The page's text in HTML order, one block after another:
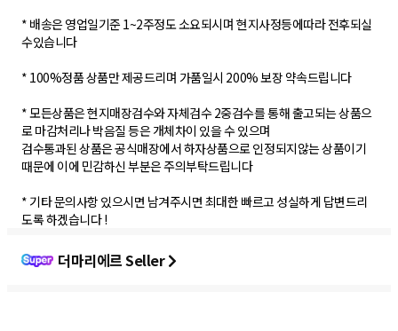
* 배송은 영업일기준 1~2주정도 소요되시며 현지사정등에따라 전후되실
수있습니다
* 100%정품 상품만 제공드리며 가품일시 200% 보장 약속드립니다
* 모든상품은 현지매장검수와 자체검수 2중검수를 통해 출고되는 상품으
로 마감처리나 박음질 등은 개체차이 있을 수 있으며
검수통과된 상품은 공식매장에서 하자상품으로 인정되지않는 상품이기
때문에 이에 민감하신 부분은 주의부탁드립니다
* 기타 문의사항 있으시면 남겨주시면 최대한 빠르고 성실하게 답변드리
도록 하겠습니다 !
더마리에르 Seller